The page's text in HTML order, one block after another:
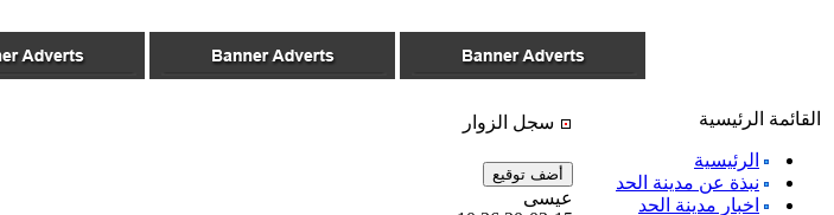
القائمة الرئيسية
الرئيسية
نبذة عن مدينة الحد
اخبار مدينة الحد
سجل الزوار
عيسى